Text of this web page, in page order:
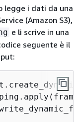
legge i dati da una
(Amazon S3),
e li scrive in una
seguente è il